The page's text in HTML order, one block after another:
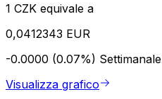
1 CZK equivale a
0,0412343 EUR
-0.0000 (0.07%) Settimanale
Visualizza grafico